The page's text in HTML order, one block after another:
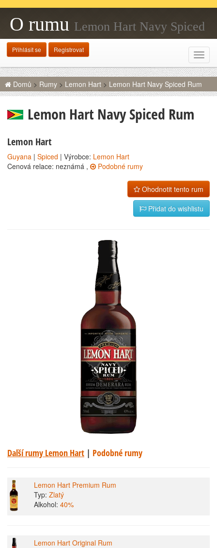
O rumu Lemon Hart Navy Spiced
Rum
Přihlásit se Registrovat
Domů > Rumy > Lemon Hart > Lemon Hart Navy Spiced Rum
Lemon Hart Navy Spiced Rum
Lemon Hart
Guyana | Spiced | Výrobce: Lemon Hart
Cenová relace: neznámá ,
Podobné rumy
Ohodnotit tento rum
Přidat do wishlistu
Další rumy Lemon Hart | Podobné rumy
Lemon Hart Premium Rum
Typ: Zlatý
Alkohol: 40%
Lemon Hart Original Rum